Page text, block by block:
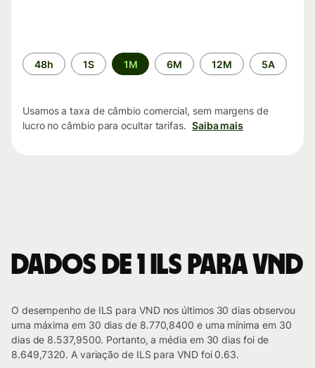
Período
de
48h 1S 1M 6M 12M 5A
Usamos a taxa de câmbio comercial, sem margens de
lucro no câmbio para ocultar tarifas. Saiba mais
Dados de 1 ILS para VND
O desempenho de ILS para VND nos últimos 30 dias observou
uma máxima em 30 dias de 8.770,8400 e uma mínima em 30
dias de 8.537,9500. Portanto, a média em 30 dias foi de
8.649,7320. A variação de ILS para VND foi 0.63.